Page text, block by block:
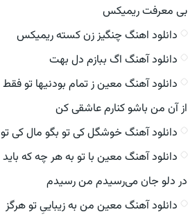
بی معرفت ریمیکس
دانلود اهنگ چنگیز زن کسته ریمیکس
دانلود آهنگ اگ ببازم دل بهت
دانلود آهنگ معین ز تمام بودنیها تو فقط
از آن من باشو کنارم عاشقی کن
دانلود آهنگ خوشگل کی تو بگو مال کی تو
دانلود آهنگ معین با تو به هر چه که باید
در دلو جان می‌رسیدم من رسیدم
دانلود آهنگ معین من به زیباییِ تو هرگز